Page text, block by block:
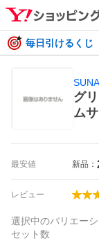
毎日引けるく
グ
ム
最安値 新品：
レビュー
選択中のバリエー
セット数